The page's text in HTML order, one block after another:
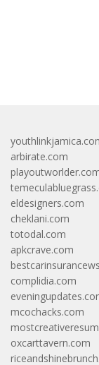
arbirate.com
eldesigners.com
cheklani.com
totodal.com
apkcrave.com
complidia.com
mcochacks.com
oxcarttavern.com